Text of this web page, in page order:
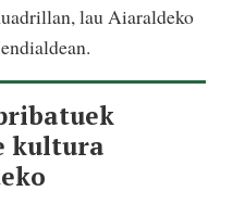
lau Aiaraldeko
kultura